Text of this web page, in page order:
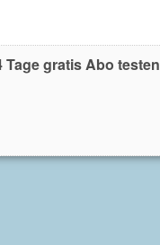
Tage gratis Abo testen